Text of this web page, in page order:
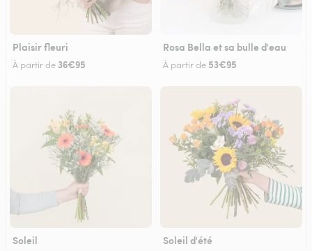
Plaisir fleuri
À partir de 36€95
Rosa Bella et sa bulle d'eau
À partir de 53€95
Soleil Soleil d'été